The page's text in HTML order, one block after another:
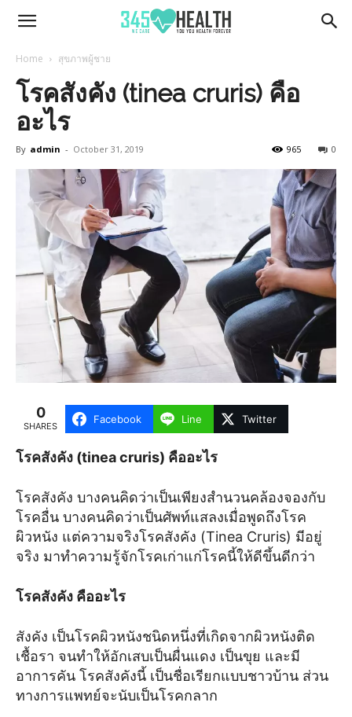
345Health
Home สุขภาพผู้ชาย
โรคสังคัง (tinea cruris) คือ
อะไร
By admin - October 31, 2019 0
965
0
SHARES
Facebook Line Twitter
โรคสังคัง (tinea cruris) คืออะไร
โรคสังคัง บางคนคิดว่าเป็นเพียงสำนวนคล้องจองกับ
โรคอื่น บางคนคิดว่าเป็นศัพท์แสลงเมื่อพูดถึงโรค
ผิวหนัง แต่ความจริงโรคสังคัง (Tinea Cruris) มีอยู่
จริง มาทำความรู้จักโรคเก่าแก่โรคนี้ให้ดีขึ้นดีกว่า
โรคสังคัง คืออะไร
สังคัง เป็นโรคผิวหนังชนิดหนึ่งที่เกิดจากผิวหนังติด
เชื้อรา จนทำให้อักเสบเป็นผื่นแดง เป็นขุย และมี
อาการคัน โรคสังคังนี้ เป็นชื่อเรียกแบบชาวบ้าน ส่วน
ทางการแพทย์จะนับเป็นโรคกลาก